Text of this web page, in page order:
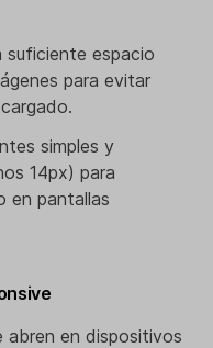
suficiente espacio
para evitar
simples y
14px) para
en pantallas
abren en dispositivos